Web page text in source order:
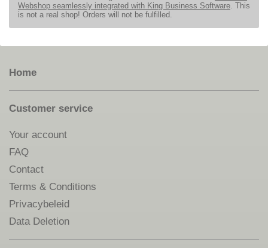
Webshop seamlessly integrated with King Business Software. This
is not a real shop! Orders will not be fulfilled.
Home
Customer service
Your account
FAQ
Contact
Terms & Conditions
Privacybeleid
Data Deletion